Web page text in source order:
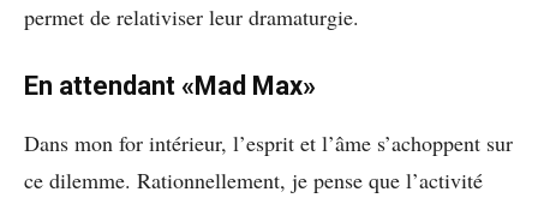
permet de relativiser leur dramaturgie.
En attendant «Mad Max»
Dans mon for intérieur, l’esprit et l’âme s’achoppent sur
ce dilemme. Rationnellement, je pense que l’activité